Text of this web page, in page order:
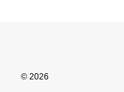
© 2026